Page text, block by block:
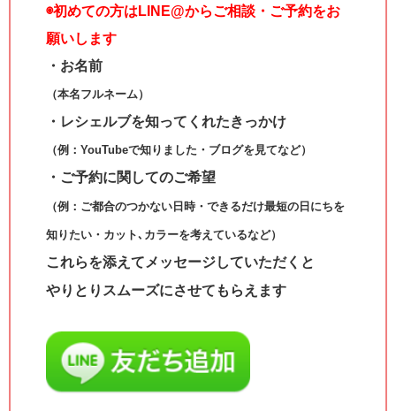
◉初めての方はLINE@からご相談・ご予約をお
願いします
・お名前
（本名フルネーム）
・レシェルブを知ってくれたきっかけ
（例：YouTubeで知りました・ブログを見てなど）
・ご予約に関してのご希望
（例：ご都合のつかない日時・できるだけ最短の日にちを
知りたい・カット､カラーを考えているなど）
これらを添えてメッセージしていただくと
やりとりスムーズにさせてもらえます